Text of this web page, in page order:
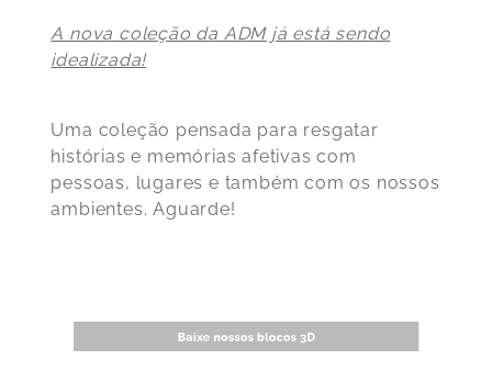
A nova coleção da ADM já está sendo
idealizada!
Uma coleção pensada para resgatar
histórias e memórias afetivas com
pessoas, lugares e também com os nossos
ambientes. Aguarde!